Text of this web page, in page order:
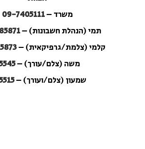
משרד –09-7405111
תמי (הנהלת חשבונות) –
קלמי (צלמת/גרפיקאית) –
משה (צלם/עורך) –
שמעון (צלם/ועורך) –